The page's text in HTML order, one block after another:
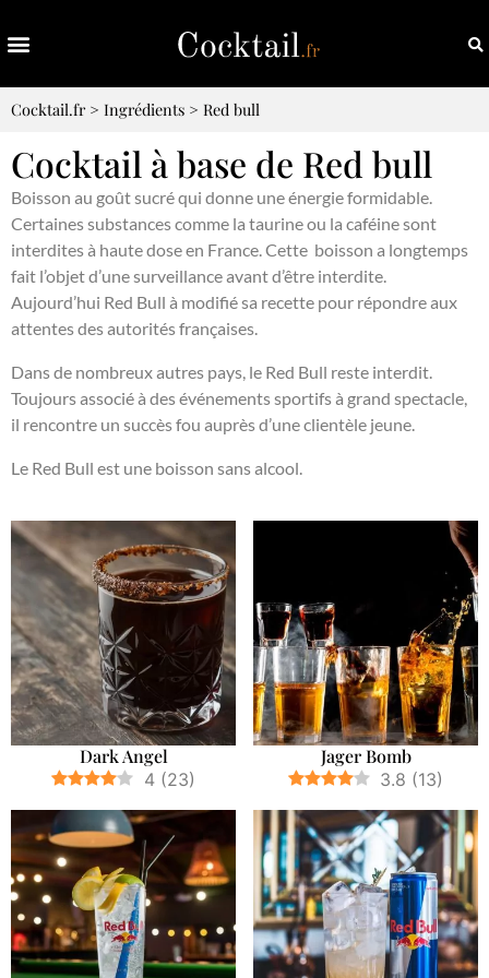
Cocktail.fr> Ingrédients > Red bull
Cocktail à base de Red bull
Boisson au goût sucré qui donne une énergie formidable.
Certaines substances comme la taurine ou la caféine sont
interdites à haute dose en France. Cette boisson a longtemps
fait l’objet d’une surveillance avant d’être interdite.
Aujourd’hui Red Bull à modifié sa recette pour répondre aux
attentes des autorités françaises.
Dans de nombreux autres pays, le Red Bull reste interdit.
Toujours associé à des événements sportifs à grand spectacle,
il rencontre un succès fou auprès d’une clientèle jeune.
Le Red Bull est une boisson sans alcool.
Dark Angel
4 (23)
Jager Bomb
3.8 (13)